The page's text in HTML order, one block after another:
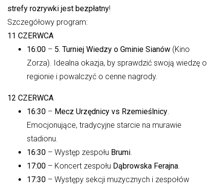
strefy rozrywki jest bezpłatny!
Szczegółowy program:
11 CZERWCA
16:00 – 5. Turniej Wiedzy o Gminie Sianów (Kino
Zorza). Idealna okazja, by sprawdzić swoją wiedzę o
regionie i powalczyć o cenne nagrody.
12 CZERWCA
16:30 – Mecz Urzędnicy vs Rzemieślnicy.
Emocjonujące, tradycyjne starcie na murawie
stadionu.
16:30 – Występ zespołu Brumi.
17:00 – Koncert zespołu Dąbrowska Ferajna.
17:30 – Występy sekcji muzycznych i zespołów
31
NADCHODZĄCE WYDARZENIA
XIII Komorowska Biesiada Historyczna
08.08.2026
Dożynki Gminne w Biesiekierzu
05.09.2026
Dożynki Powiatowe w Niedalinie
12.09.2026